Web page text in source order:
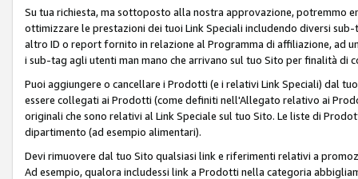
Su tua richiesta, ma sottoposto alla nostra approvazione,
ottimizzare le prestazioni dei tuoi Link Speciali includendo diversi sub-
altro ID o report fornito in relazione al Programma di affiliazione, ad
i sub-tag agli utenti man mano che arrivano sul tuo Sito per finalità
Puoi aggiungere o cancellare i Prodotti (e i relativi Link Speciali) dal
essere collegati ai Prodotti (come definiti nell'Allegato relativo ai
originali che sono relativi al Link Speciale sul tuo Sito. Le liste di
dipartimento (ad esempio alimentari).
Devi rimuovere dal tuo Sito qualsiasi link e riferimenti relativi a
Ad esempio, qualora includessi link a Prodotti nella categoria